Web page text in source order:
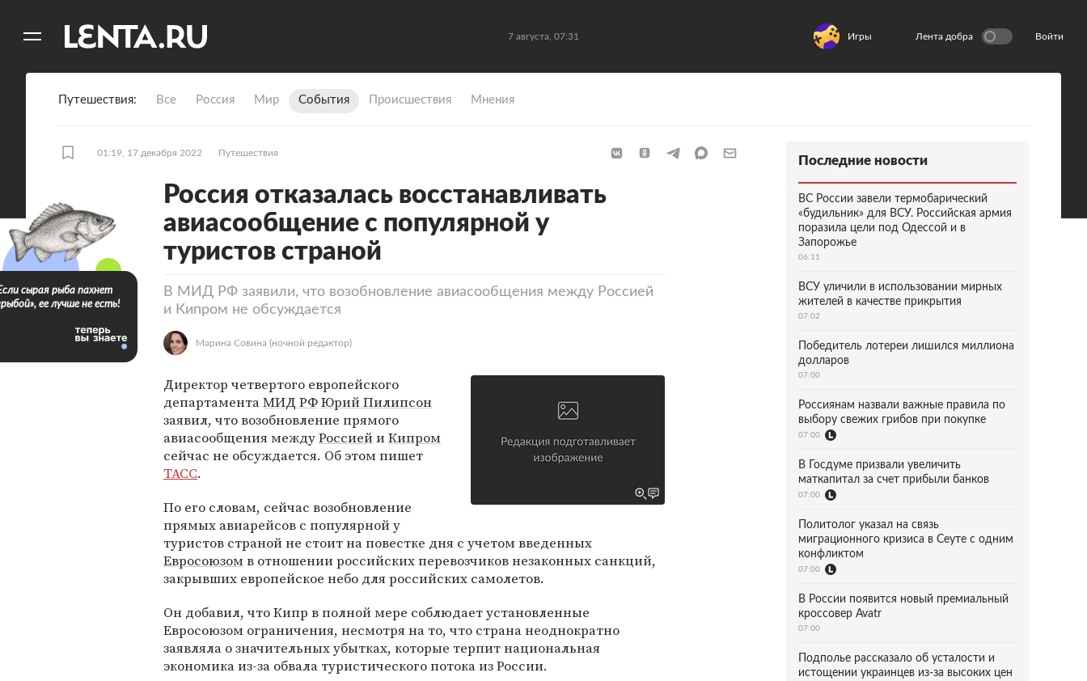
7 августа, 07:31 Игры Лента добра Войти
Путешествия Все Россия Мир События Происшествия Мнения
01:19, 17 декабря 2022 Путешествия
Россия отказалась восстанавливать
авиасообщение с популярной у
туристов страной
В МИД РФ заявили, что возобновление авиасообщения между Россией
и Кипром не обсуждается
Марина Совина (ночной редактор)
Директор четвертого европейского
департаментаМИД РФЮрий Пилипсон
заявил, что возобновление прямого
авиасообщения междуРоссиейиКипром
сейчас не обсуждается. Об этом пишет
ТАСС.
По его словам, сейчас возобновление
прямых авиарейсов с популярной у
туристов страной не стоит на повестке дня с учетом введенных
Евросоюзомв отношении российских перевозчиков незаконных санкций,
закрывших европейское небо для российских самолетов.
Он добавил, что Кипр в полной мере соблюдает установленные
Евросоюзом ограничения, несмотря на то, что страна неоднократно
заявляла о значительных убытках, которые терпит национальная
экономика из-за обвала туристического потока из России.
сырая рыба пахнет
ее лучше не есть!
Последние новости
ВС России завели термобарический
«будильник» для ВСУ. Российская армия
поразила цели под Одессой и в
Запорожье
06:11
ВСУ уличили в использовании мирных
жителей в качестве прикрытия
07:02
Победитель лотереи лишился миллиона
долларов
07:00
Россиянам назвали важные правила по
выбору свежих грибов при покупке
07:00
В Госдуме призвали увеличить
маткапитал за счет прибыли банков
07:00
Политолог указал на связь
миграционного кризиса в Сеуте с одним
конфликтом
07:00
В России появится новый премиальный
кроссовер Avatr
07:00
Подполье рассказало об усталости и
истощении украинцев из-за высоких цен